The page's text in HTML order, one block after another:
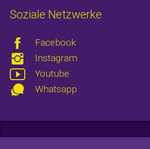
Soziale Netzwerke
Facebook
Instagram
Youtube
Whatsapp